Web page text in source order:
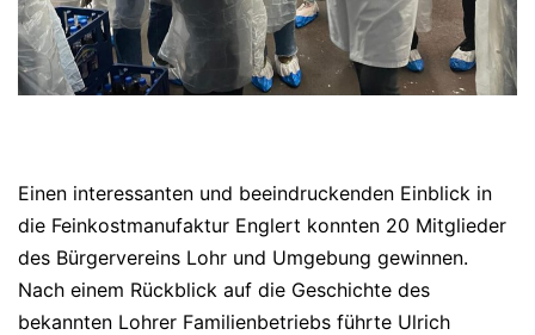
Einen interessanten und beeindruckenden Einblick in
die Feinkostmanufaktur Englert konnten 20 Mitglieder
des Bürgervereins Lohr und Umgebung gewinnen.
Nach einem Rückblick auf die Geschichte des
bekannten Lohrer Familienbetriebs führte Ulrich